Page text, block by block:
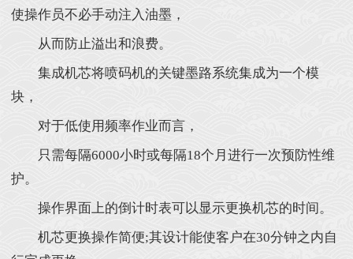
使操作员不必手动注入油墨，
从而防止溢出和浪费。
集成机芯将喷码机的关键墨路系统集成为一个模
块，
对于低使用频率作业而言，
只需每隔6000小时或每隔18个月进行一次预防性维
护。
操作界面上的倒计时表可以显示更换机芯的时间。
机芯更换操作简便;其设计能使客户在30分钟之内自